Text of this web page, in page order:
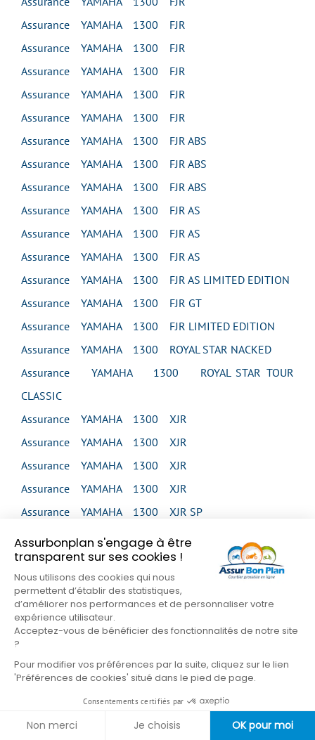
Assurbonplan s'engage à être
transparent sur ses cookies !
Nous utilisons des cookies qui nous
permettent d’établir des statistiques,
d’améliorer nos performances et de personnaliser votre
expérience utilisateur.
Acceptez-vous de bénéficier des fonctionnalités de notre site
?
Pour modifier vos préférences par la suite, cliquez sur le lien
'Préférences de cookies' situé dans le pied de page.
Consentements certifiés par
Non merci Je choisis OK pour moi
Assurance YAMAHA 1300 FJR
Assurance YAMAHA 1300 FJR
Assurance YAMAHA 1300 FJR
Assurance YAMAHA 1300 FJR
Assurance YAMAHA 1300 FJR
Assurance YAMAHA 1300 FJR ABS
Assurance YAMAHA 1300 FJR ABS
Assurance YAMAHA 1300 FJR ABS
Assurance YAMAHA 1300 FJR AS
Assurance YAMAHA 1300 FJR AS
Assurance YAMAHA 1300 FJR AS
Assurance YAMAHA 1300 FJR AS LIMITED EDITION
Assurance YAMAHA 1300 FJR GT
Assurance YAMAHA 1300 FJR LIMITED EDITION
Assurance YAMAHA 1300 ROYAL STAR NACKED
Assurance YAMAHA 1300 ROYAL STAR TOUR
CLASSIC
Assurance YAMAHA 1300 XJR
Assurance YAMAHA 1300 XJR
Assurance YAMAHA 1300 XJR
Assurance YAMAHA 1300 XJR
Assurance YAMAHA 1300 XJR SP
Assurance YAMAHA 1300 XVS MIDNIGHT STAR
Assurance YAMAHA 1300 XVS MIDNIGHT STAR
Assurance YAMAHA 1300 XVS TOUR CLASSIC
Assurance YAMAHA 1300 XVZ VENTURE
Assurance YAMAHA 1300 XVZ ROYAL STAR
Assurance YAMAHA 1600 XV WILD STAR
Assurance YAMAHA 1600 XV WILD STAR
Assurance YAMAHA 1700 MT 01